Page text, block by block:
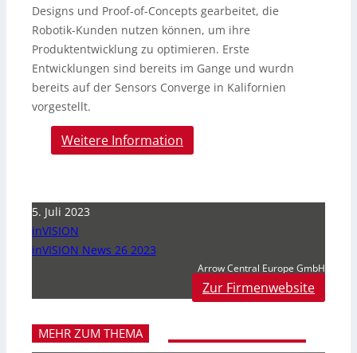
Designs und Proof-of-Concepts gearbeitet, die
Robotik-Kunden nutzen können, um ihre
Produktentwicklung zu optimieren. Erste
Entwicklungen sind bereits im Gange und wurdn
bereits auf der Sensors Converge in Kalifornien
vorgestellt.
Weitere Information
5. Juli 2023
inVISION
inVISION News 26 2023
Arrow Central Europe GmbH
Zur Firmenwebsite
MEHR ZUM THEMA